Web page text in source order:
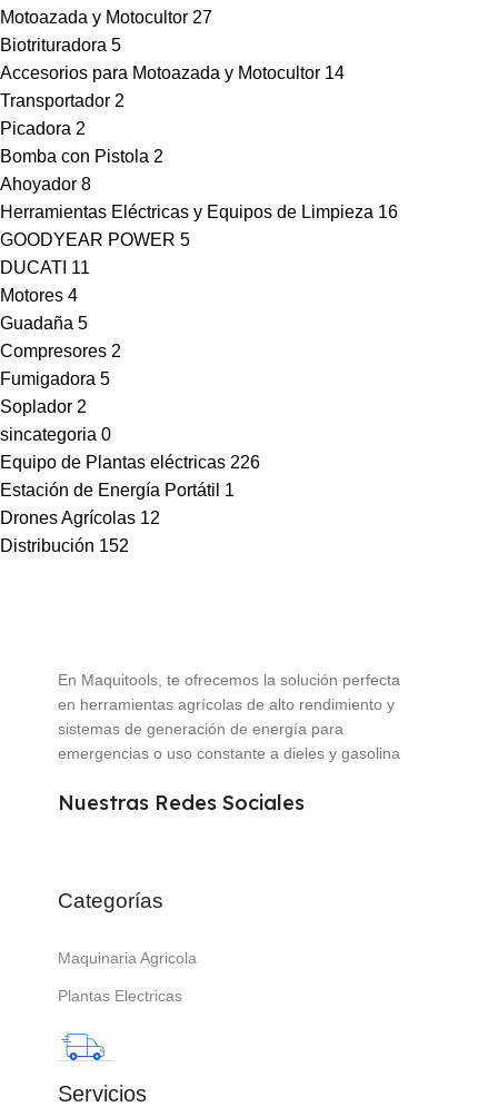
Motoazada y Motocultor 27
Biotrituradora 5
Accesorios para Motoazada y Motocultor 14
Transportador 2
Picadora 2
Bomba con Pistola 2
Ahoyador 8
Herramientas Eléctricas y Equipos de Limpieza 16
GOODYEAR POWER 5
DUCATI 11
Motores 4
Guadaña 5
Compresores 2
Fumigadora 5
Soplador 2
sincategoria 0
Equipo de Plantas eléctricas 226
Estación de Energía Portátil 1
Drones Agrícolas 12
Distribución 152
En Maquitools, te ofrecemos la solución perfecta
en herramientas agrícolas de alto rendimiento y
sistemas de generación de energía para
emergencias o uso constante a dieles y gasolina
Nuestras Redes Sociales
Categorías
Maquinaria Agricola
Plantas Electricas
Servicios